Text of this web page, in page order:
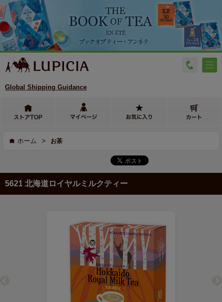
Global Shipping Guidance
ホーム > お茶
5621 北海道ロイヤルミルクティー